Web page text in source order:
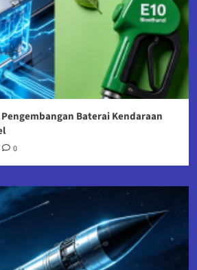
Baterai Kendaraan
0